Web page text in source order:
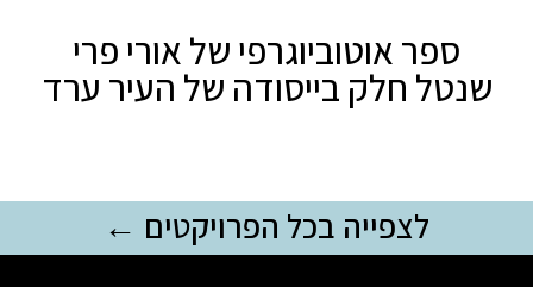
ספר אוטוביוגרפי של אורי פרי
שנטל חלק בייסודה של העיר ערד
לצפייה בכל הפרויקטים ←